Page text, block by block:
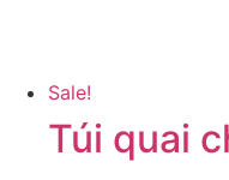
Sale!
Túi quai